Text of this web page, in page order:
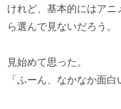
けれど、基本的にはア
ら選んで見ないだろう。
見始めて思った。
「ふーん、なかなか面白